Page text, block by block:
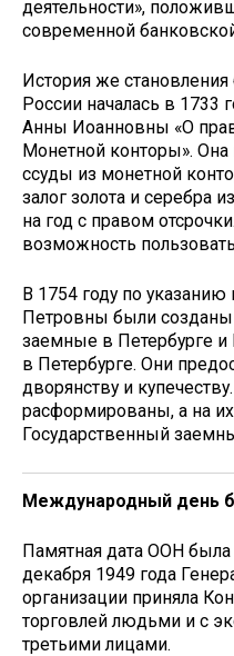
деятельности»,
современной
История же
России началась в 1733
Анны Иоанновны «О
Монетной конторы». Она
ссуды из монетной
залог золота и серебра
на год с правом
возможность
В 1754 году по
Петровны были
заемные в Петербурге
в Петербурге. Они
дворянству и
расформированы, а на
Государственный
Международный день
Памятная дата ООН была
декабря 1949 года
организации приняла
торговлей людьми и с
третьими лицами.